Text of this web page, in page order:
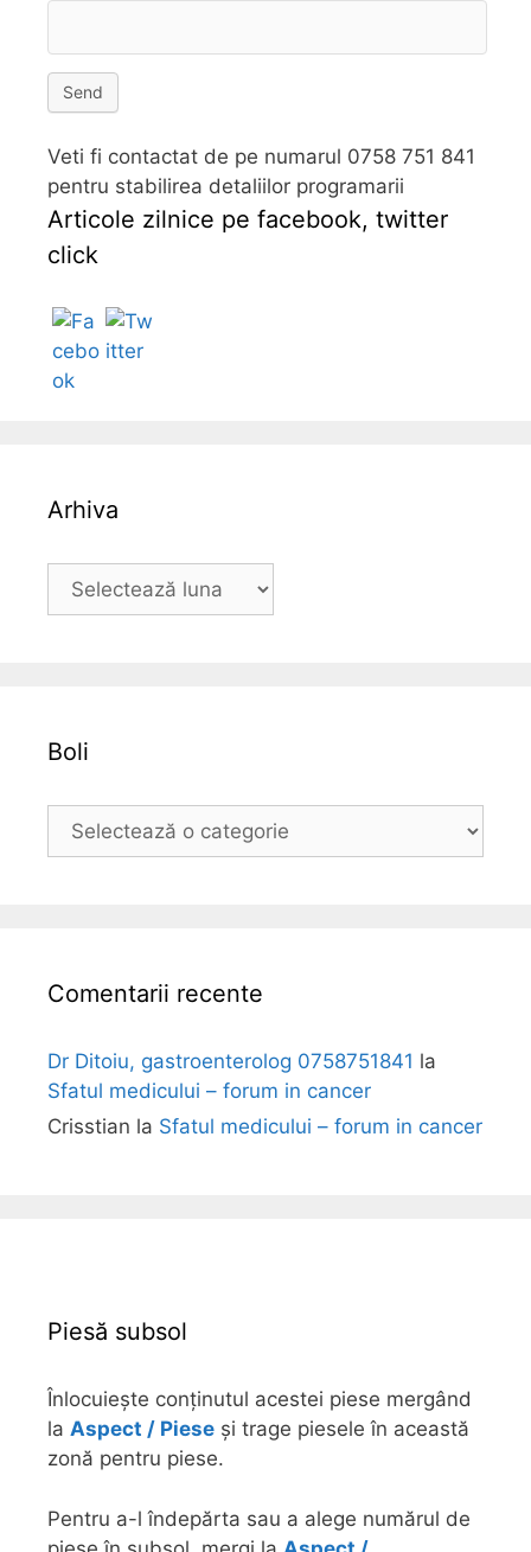
Send
Veti fi contactat de pe numarul 0758 751 841
pentru stabilirea detaliilor programarii
Articole zilnice pe facebook, twitter
click
Arhiva
Boli
Comentarii recente
Dr Ditoiu, gastroenterolog 0758751841 la
Sfatul medicului – forum in cancer
Crisstian la Sfatul medicului – forum in cancer
Piesă subsol
Înlocuiește conținutul acestei piese mergând
la Aspect / Piese și trage piesele în această
zonă pentru piese.
Pentru a-l îndepărta sau a alege numărul de